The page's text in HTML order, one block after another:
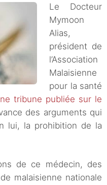
Le Docteur
Mymoon
Alias,
président de
l’Association
Malaisienne
pour la santé
tribune publiée sur le
des arguments qui
lui, la prohibition de la
de ce médecin, des
malaisienne nationale